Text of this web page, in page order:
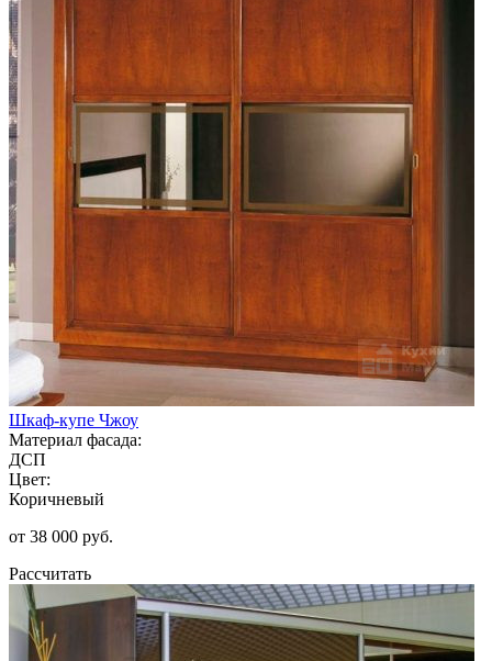
Шкаф-купе Чжоу
Материал фасада:
ДСП
Цвет:
Коричневый
от 38 000 руб.
Рассчитать